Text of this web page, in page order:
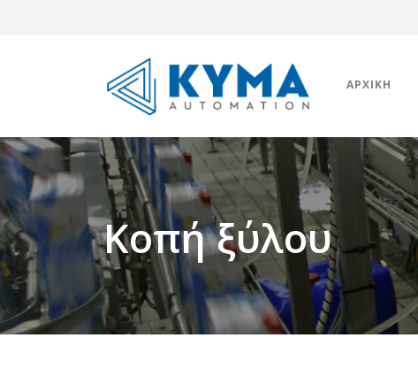
ΑΡΧΙΚΉ
Κοπή ξύλου